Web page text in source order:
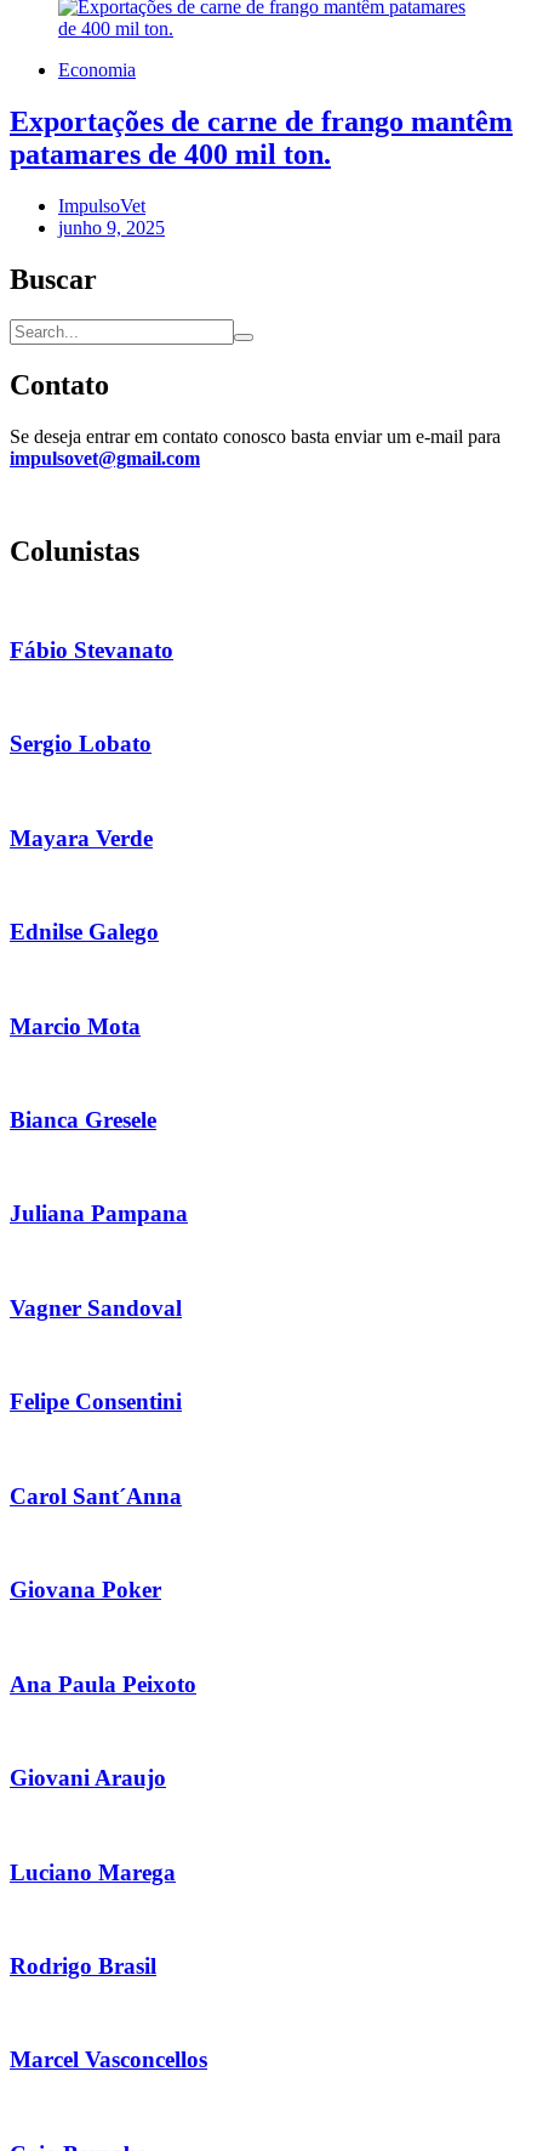
Economia
Exportações de carne de frango mantêm
patamares de 400 mil ton.
ImpulsoVet
junho 9, 2025
Buscar
Contato
Se deseja entrar em contato conosco basta enviar um e-mail para
impulsovet@gmail.com
Colunistas
Fábio Stevanato
Sergio Lobato
Mayara Verde
Ednilse Galego
Marcio Mota
Bianca Gresele
Juliana Pampana
Vagner Sandoval
Felipe Consentini
Carol Sant´Anna
Giovana Poker
Ana Paula Peixoto
Giovani Araujo
Luciano Marega
Rodrigo Brasil
Marcel Vasconcellos